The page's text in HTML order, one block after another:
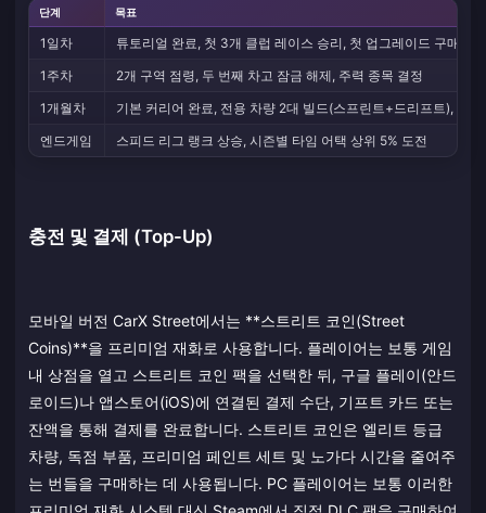
단계 목표
1일차
튜토리얼 완료, 첫 3개 클럽 레이스 승리, 첫 업그레이드 구매
1주차
2개 구역 점령, 두 번째 차고 잠금 해제, 주력 종목 결정
1개월차
기본 커리어 완료, 전용 차량 2대 빌드(스프린트+드리프트), 스
엔드게임
스피드 리그 랭크 상승, 시즌별 타임 어택 상위 5% 도전
충전 및 결제 (Top-Up)
모바일 버전 CarX Street에서는 **스트리트 코인(Street
Coins)**을 프리미엄 재화로 사용합니다. 플레이어는 보통 게임
내 상점을 열고 스트리트 코인 팩을 선택한 뒤, 구글 플레이(안드
로이드)나 앱스토어(iOS)에 연결된 결제 수단, 기프트 카드 또는
잔액을 통해 결제를 완료합니다. 스트리트 코인은 엘리트 등급
차량, 독점 부품, 프리미엄 페인트 세트 및 노가다 시간을 줄여주
는 번들을 구매하는 데 사용됩니다. PC 플레이어는 보통 이러한